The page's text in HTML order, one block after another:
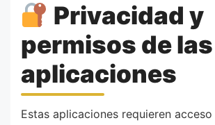
Privacidad y
permisos de las
aplicaciones
Estas aplicaciones requieren